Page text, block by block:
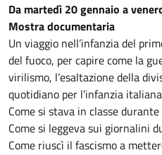
Da martedì 20 gennaio a
Mostra documentaria
Un viaggio nell’infanzia del
del fuoco, per capire come la
virilismo, l’esaltazione della
quotidiano per l’infanzia
Come si stava in classe
Come si leggeva sui giornalini
Come riuscì il fascismo a